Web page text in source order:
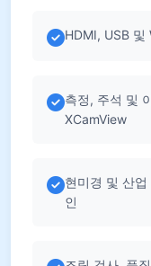
HDMI, USB 및
측정, 주석 및
XCamView
현미경 및 산
인